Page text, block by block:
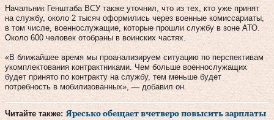
Начальник Генштаба ВСУ также уточнил, что из тех, кто уже принят
на службу, около 2 тысяч оформились через военные комиссариаты,
в том числе, военнослужащие, которые прошли службу в зоне АТО.
Около 600 человек отобраны в воинских частях.
«В ближайшее время мы проанализируем ситуацию по перспективам
укомплектования контрактниками. Чем больше военнослужащих
будет принято по контракту на службу, тем меньше будет
потребность в мобилизованных», — добавил он.
Читайте также: Яресько обещает вчетверо повысить зарплаты